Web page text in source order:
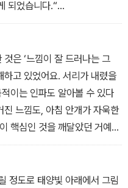
되었습니다.“
화제가 되면서 마네를 중심으
불리게 되었고, 거기서 인상
와 아들을 둘러싼 고뇌
은 ‘느낌이 잘 드러나는 그
하고 있었어요. 서리가 내렸을
이는 인파도 알아볼 수 있다
느낌도, 아침 안개가 자욱한
핵심인 것을 깨달았던 거예
우리가 지향하는 목표가 바
착할 수 없는 감흥을 표현하
호칭을 흡족하게 받아들였어
정도로 태양빛 아래에서 그림